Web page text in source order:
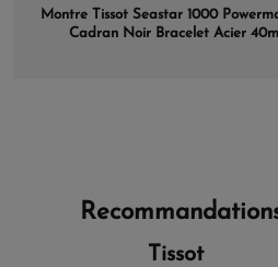
Montre Tissot Seastar 1000
Cadran Noir Bracelet Acier
Tissot